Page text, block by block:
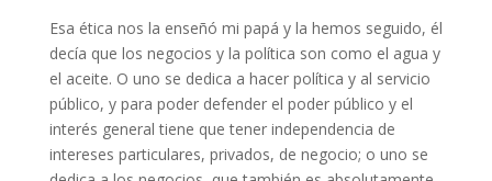
Esa ética nos la enseñó mi papá y la hemos seguido, él
decía que los negocios y la política son como el agua y
el aceite. O uno se dedica a hacer política y al servicio
público, y para poder defender el poder público y el
interés general tiene que tener independencia de
intereses particulares, privados, de negocio; o uno se